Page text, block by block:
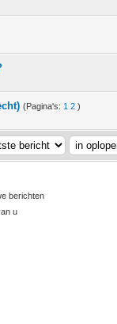
(Pagina's: 1 2 )
berichten
u